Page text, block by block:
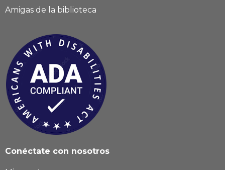
Amigas de la biblioteca
Conéctate con nosotros